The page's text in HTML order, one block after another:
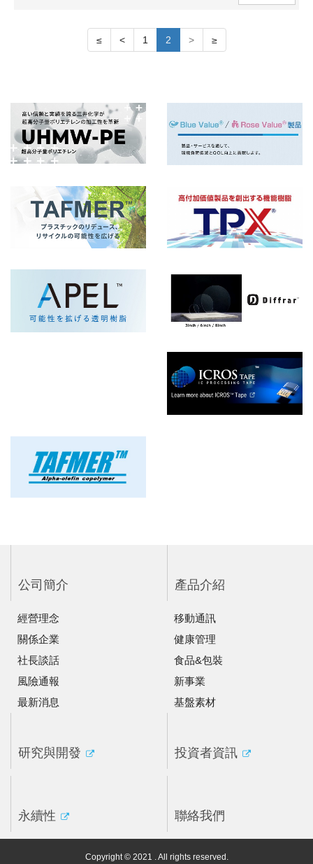
≤ < 1 2 > ≥
公司簡介
經營理念
關係企業
社長談話
風險通報
最新消息
產品介紹
移動通訊
健康管理
食品&包裝
新事業
基盤素材
研究與開發 投資者資訊
永續性 聯絡我們
Copyright © 2021 . All rights reserved.